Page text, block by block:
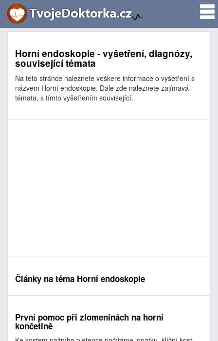
Horní endoskopie - vyšetření, diagnózy,
související témata
Na této stránce naleznete veškeré informace o vyšetření s
názvem Horní endoskopie. Dále zde naleznete zajímavá
témata, s tímto vyšetřením související.
Články na téma Horní endoskopie
První pomoc při zlomeninách na horní
končetině